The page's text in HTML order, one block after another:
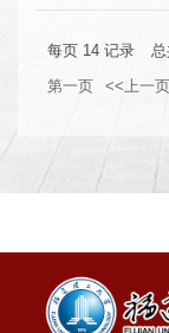
每页 14 记录
第一页
<<上一页